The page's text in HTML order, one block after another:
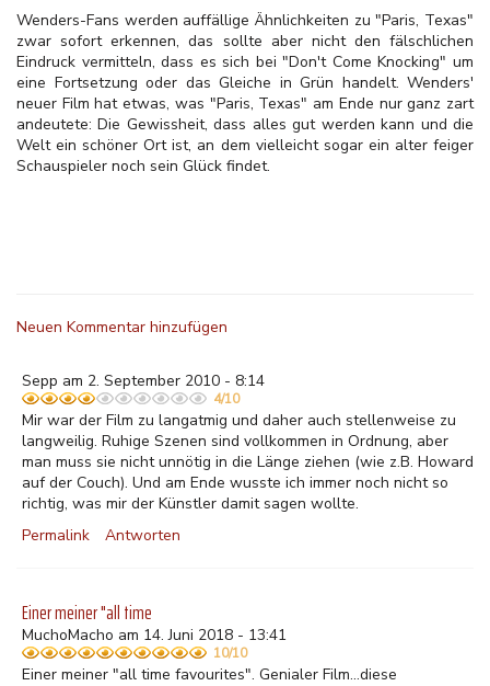
Wenders-Fans werden auffällige Ähnlichkeiten zu "Paris, Texas"
zwar sofort erkennen, das sollte aber nicht den fälschlichen
Eindruck vermitteln, dass es sich bei "Don't Come Knocking" um
eine Fortsetzung oder das Gleiche in Grün handelt. Wenders'
neuer Film hat etwas, was "Paris, Texas" am Ende nur ganz zart
andeutete: Die Gewissheit, dass alles gut werden kann und die
Welt ein schöner Ort ist, an dem vielleicht sogar ein alter feiger
Schauspieler noch sein Glück findet.
Neuen Kommentar hinzufügen
Sepp am 2. September 2010 - 8:14
4/10
Mir war der Film zu langatmig und daher auch stellenweise zu
langweilig. Ruhige Szenen sind vollkommen in Ordnung, aber
man muss sie nicht unnötig in die Länge ziehen (wie z.B. Howard
auf der Couch). Und am Ende wusste ich immer noch nicht so
richtig, was mir der Künstler damit sagen wollte.
Permalink
Antworten
Einer meiner "all time
MuchoMacho am 14. Juni 2018 - 13:41
10/10
Einer meiner "all time favourites". Genialer Film...diese